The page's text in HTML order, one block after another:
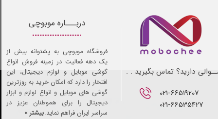
021-66519207​​​​​​​
021-66535427
دارید؟ تماس بگیرید . .
دربـــاره موبوچی
فروشگاه موبوچی به پشتوانه بیش از
یک دهه فعالیت در زمینه فروش انواع
گوشی موبایل و لوازم دیجیتال، این
افتخار را دارد که امکان خرید به روزترین
گوشی های موبایل و انواع لوازم و ابزار
دیجیتال را برای هموطنان عزیز در
سراسر ایران فراهم نماید.بیشتر »